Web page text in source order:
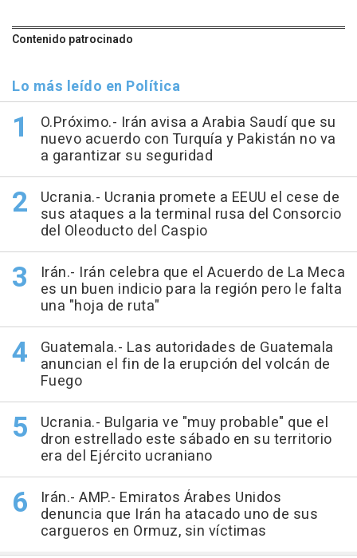
Contenido patrocinado
Lo más leído en Política
O.Próximo.- Irán avisa a Arabia Saudí que su
nuevo acuerdo con Turquía y Pakistán no va
a garantizar su seguridad
Ucrania.- Ucrania promete a EEUU el cese de
sus ataques a la terminal rusa del Consorcio
del Oleoducto del Caspio
Irán.- Irán celebra que el Acuerdo de La Meca
es un buen indicio para la región pero le falta
una "hoja de ruta"
Guatemala.- Las autoridades de Guatemala
anuncian el fin de la erupción del volcán de
Fuego
Ucrania.- Bulgaria ve "muy probable" que el
dron estrellado este sábado en su territorio
era del Ejército ucraniano
Irán.- AMP.- Emiratos Árabes Unidos
denuncia que Irán ha atacado uno de sus
cargueros en Ormuz, sin víctimas